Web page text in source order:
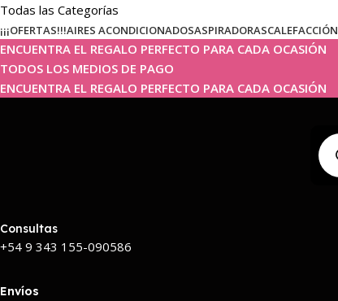
Todas las Categorías
¡¡¡OFERTAS!!!AIRES ACONDICIONADOSASPIRADORASCALEFACCIÓN
ENCUENTRA EL REGALO PERFECTO PARA CADA OCASIÓN
TODOS LOS MEDIOS DE PAGO
ENCUENTRA EL REGALO PERFECTO PARA CADA OCASIÓN
Consultas
+54 9 343 155-090586
Envíos